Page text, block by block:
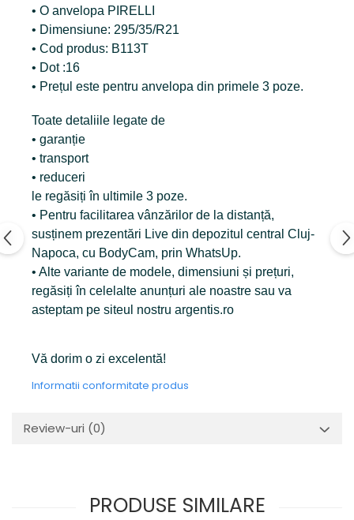
• O anvelopa PIRELLI
• Dimensiune: 295/35/R21
• Cod produs: B113T
• Dot :16
• Prețul este pentru anvelopa din primele 3 poze.
Toate detaliile legate de
• garanție
• transport
• reduceri
le regăsiți în ultimile 3 poze.
• Pentru facilitarea vânzărilor de la distanță,
susținem prezentări Live din depozitul central Cluj-
Napoca, cu BodyCam, prin WhatsUp.
• Alte variante de modele, dimensiuni și prețuri,
regăsiți în celelalte anunțuri ale noastre sau va
asteptam pe siteul nostru argentis.ro
Vă dorim o zi excelentă!
Informatii conformitate produs
Review-uri (0)
PRODUSE SIMILARE